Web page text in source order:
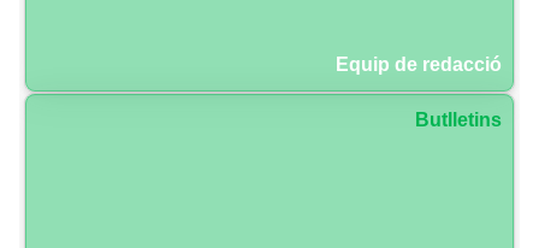
Equip de redacció
Butlletins